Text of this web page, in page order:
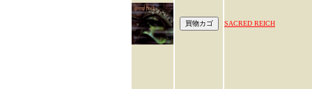
SACRED REICH